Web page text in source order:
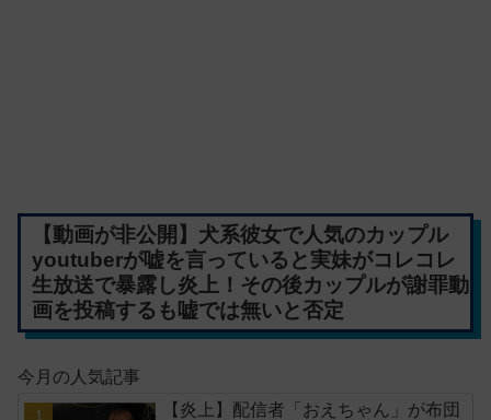
【動画が非公開】犬系彼女で人気のカップル
youtuberが嘘を言っていると実妹がコレコレ
生放送で暴露し炎上！その後カップルが謝罪動
画を投稿するも嘘では無いと否定
今月の人気記事
【炎上】配信者「おえちゃん」が布団